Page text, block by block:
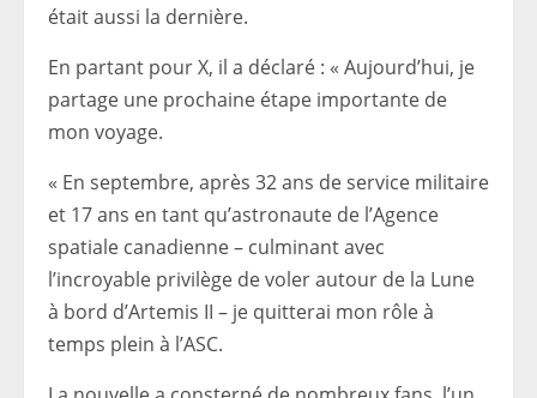
était aussi la dernière.
En partant pour X, il a déclaré : « Aujourd’hui, je
partage une prochaine étape importante de
mon voyage.
« En septembre, après 32 ans de service militaire
et 17 ans en tant qu’astronaute de l’Agence
spatiale canadienne – culminant avec
l’incroyable privilège de voler autour de la Lune
à bord d’Artemis II – je quitterai mon rôle à
temps plein à l’ASC.